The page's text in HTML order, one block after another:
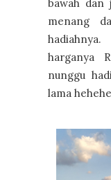
bawah dan
menang
harganya
nunggu
lama